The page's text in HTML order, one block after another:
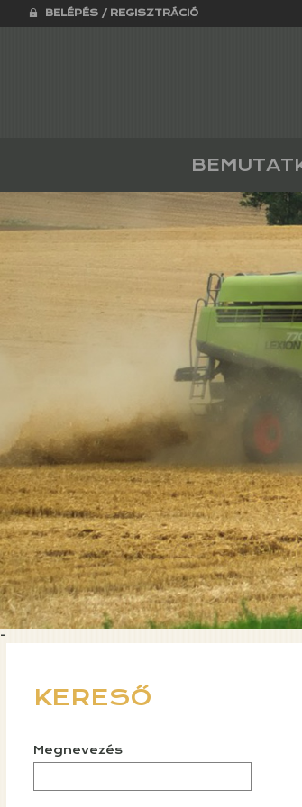
BELÉPÉS / REGISZTRÁCIÓ
-
KERESŐ
Megnevezés